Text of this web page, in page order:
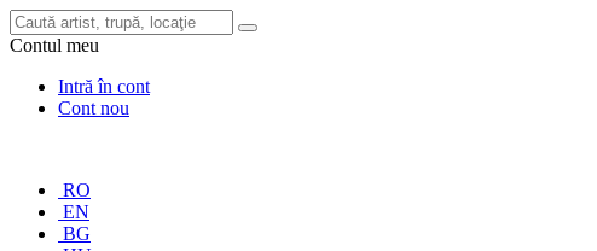
Contul meu
Intră în cont
Cont nou
RO
EN
BG